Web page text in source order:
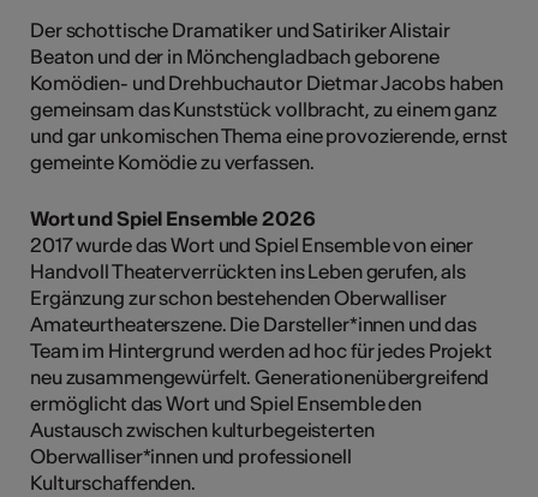
Der schottische Dramatiker und Satiriker Alistair
Beaton und der in Mönchengladbach geborene
Komödien- und Drehbuchautor Dietmar Jacobs haben
gemeinsam das Kunststück vollbracht, zu einem ganz
und gar unkomischen Thema eine provozierende, ernst
gemeinte Komödie zu verfassen.
Wort und Spiel Ensemble 2026
2017 wurde das Wort und Spiel Ensemble von einer
Handvoll Theaterverrückten ins Leben gerufen, als
Ergänzung zur schon bestehenden Oberwalliser
Amateurtheaterszene. Die Darsteller*innen und das
Team im Hintergrund werden ad hoc für jedes Projekt
neu zusammengewürfelt. Generationenübergreifend
ermöglicht das Wort und Spiel Ensemble den
Austausch zwischen kulturbegeisterten
Oberwalliser*innen und professionell
Kulturschaffenden.